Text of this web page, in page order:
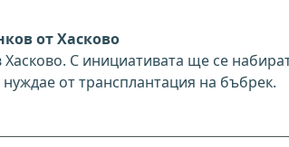
от Хасково
С инициативата ще се
от трансплантация на бъбрек.